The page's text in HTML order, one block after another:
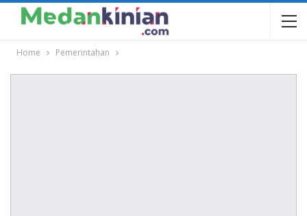
Home Pemerintahan